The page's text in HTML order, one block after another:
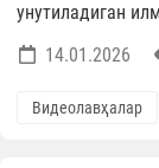
унутиладиган
14.01.2026
Видеолавҳалар